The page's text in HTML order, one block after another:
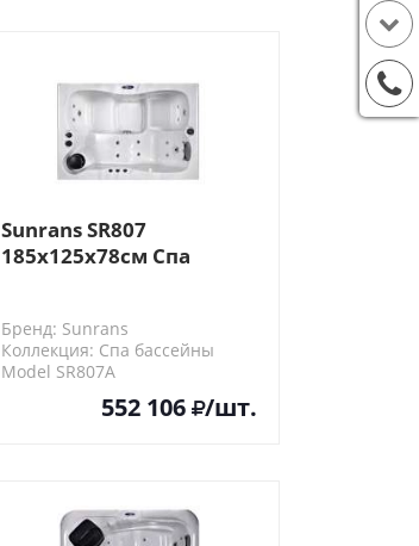
Sunrans SR807
185x125x78см Спа
Бренд: Sunrans
Коллекция: Спа бассейны
Model SR807A
552 106 /шт.